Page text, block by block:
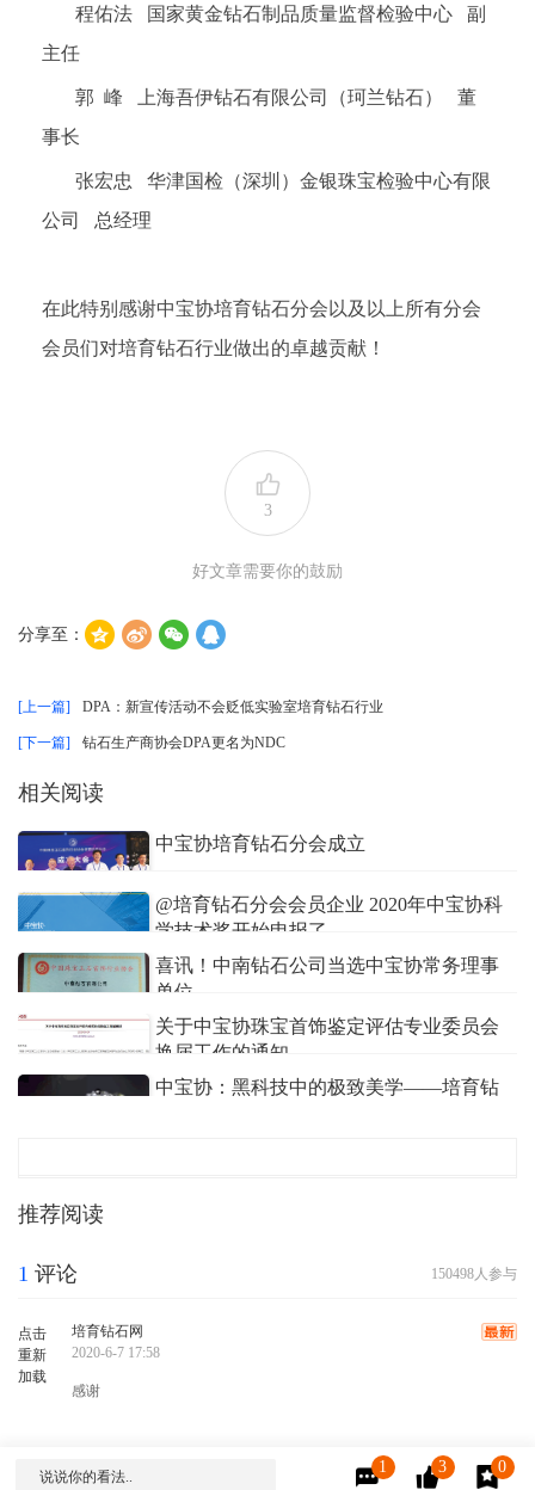
说说你的看法..
0
3
1
程佑法 国家黄金钻石制品质量监督检验中心 副
主任
郭 峰 上海吾伊钻石有限公司（珂兰钻石） 董
事长
张宏忠 华津国检（深圳）金银珠宝检验中心有限
公司 总经理
在此特别感谢中宝协培育钻石分会以及以上所有分会
会员们对培育钻石行业做出的卓越贡献！
3
好文章需要你的鼓励
分享至：
[上一篇] DPA：新宣传活动不会贬低实验室培育钻石行业
[下一篇] 钻石生产商协会DPA更名为NDC
相关阅读
中宝协培育钻石分会成立
@培育钻石分会会员企业 2020年中宝协科
学技术奖开始申报了
培育钻石网 2020/04/01
喜讯！中南钻石公司当选中宝协常务理事
单位
钻石小助手 2020/07/23
关于中宝协珠宝首饰鉴定评估专业委员会
换届工作的通知
钻石小助手 2020/08/25
中宝协：黑科技中的极致美学——培育钻
推荐阅读
1 评论 150498人参与
点击
重新
加载
培育钻石网
2020-6-7 17:58
感谢